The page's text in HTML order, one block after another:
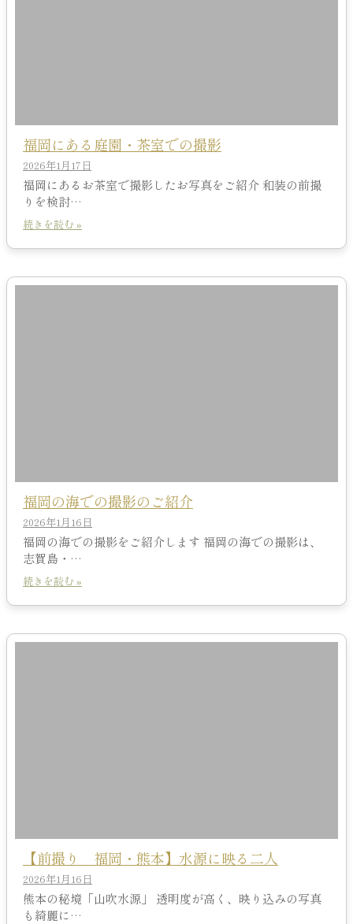
福岡にある庭園・茶室での撮影
2026年1月17日
福岡にあるお茶室で撮影したお写真をご紹介 和装の前撮
りを検討…
続きを読む »
福岡の海での撮影のご紹介
2026年1月16日
福岡の海での撮影をご紹介します 福岡の海での撮影は、
志賀島・…
続きを読む »
【前撮り 福岡・熊本】水源に映る二人
2026年1月16日
熊本の秘境「山吹水源」 透明度が高く、映り込みの写真
も綺麗に…